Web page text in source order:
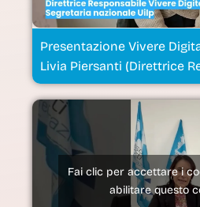
Presentazione Vivere
Livia Piersanti (Direttrice
Fai clic per accettare i
abilitare questo